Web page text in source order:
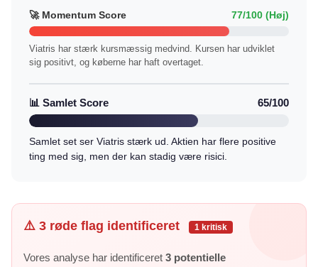
🚀 Momentum Score 77/100 (Høj)
Viatris har stærk kursmæssig medvind. Kursen har udviklet
sig positivt, og køberne har haft overtaget.
📊 Samlet Score 65/100
Samlet set ser Viatris stærk ud. Aktien har flere positive
ting med sig, men der kan stadig være risici.
⚠️ 3 røde flag identificeret 1 kritisk
Vores analyse har identificeret 3 potentielle